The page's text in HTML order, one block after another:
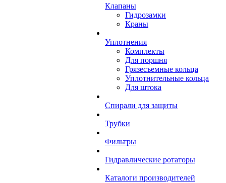
Клапаны
Гидрозамки
Краны
Уплотнения
Комплекты
Для поршня
Грязесъемные кольца
Уплотнительные кольца
Для штока
Спирали для защиты
Трубки
Фильтры
Гидравлические ротаторы
Каталоги производителей